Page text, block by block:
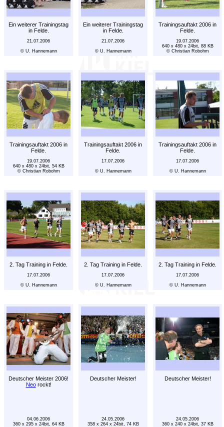
Ein weiterer Trainingstag
in Felde.
Ein weiterer Trainingstag
in Felde.
Trainingsauftakt 2006 in
Felde.
21.07.2006
© U. Hannemann
21.07.2006
© U. Hannemann
19.07.2006
640 x 480 x 24bit, 88 KB
© Christian Robohm
Trainingsauftakt 2006 in
Felde.
Trainingsauftakt 2006 in
Felde.
Trainingsauftakt 2006 in
Felde.
19.07.2006
640 x 480 x 24bit, 54 KB
© Christian Robohm
17.07.2006
© U. Hannemann
17.07.2006
© U. Hannemann
2. Tag Training in Felde. 2. Tag Training in Felde. 2. Tag Training in Felde.
17.07.2006
© U. Hannemann
17.07.2006
© U. Hannemann
17.07.2006
© U. Hannemann
Deutscher Meister 2006!
Neorockt!
Deutscher Meister! Deutscher Meister!
04.06.2006
360 x 295 x 24bit, 64 KB
24.05.2006
358 x 264 x 24bit, 74 KB
24.05.2006
360 x 240 x 24bit, 37 KB